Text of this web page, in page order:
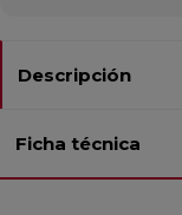
Descripción
Ficha técnica